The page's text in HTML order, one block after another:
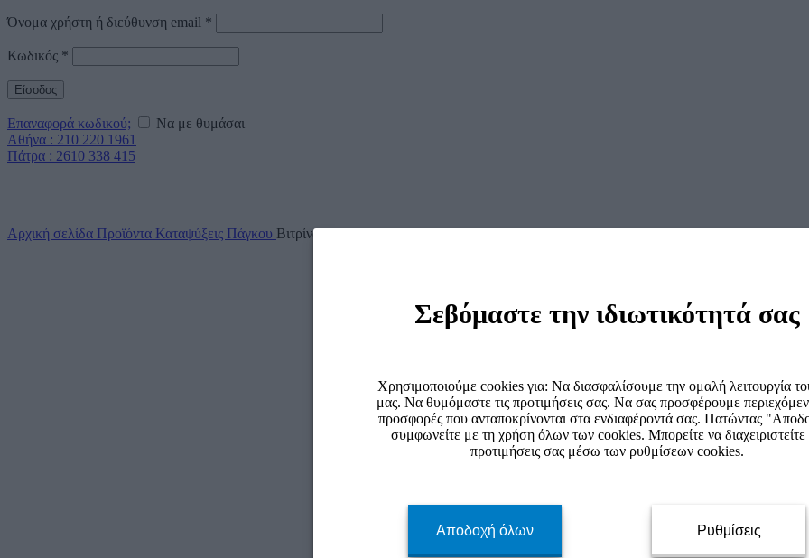
Σεβόμαστε την ιδιωτικότητά σας
Χρησιμοποιούμε cookies για: Να διασφαλίσουμε την ομαλή λειτουργία
μας. Να θυμόμαστε τις προτιμήσεις σας. Να σας προσφέρουμε
προσφορές που ανταποκρίνονται στα ενδιαφέροντά σας. Πατώντας
συμφωνείτε με τη χρήση όλων των cookies. Μπορείτε να διαχειριστείτε
προτιμήσεις σας μέσω των ρυθμίσεων cookies.
Αποδοχή όλων Ρυθμίσεις
Όνομα χρήστη ή διεύθυνση email *
Κωδικός *
Είσοδος
Επαναφορά κωδικού;
Να με θυμάσαι
Αθήνα : 210 220 1961
Πάτρα : 2610 338 415
Αρχική σελίδα Προϊόντα Καταψύξεις Πάγκου Βιτρίνα Κατάψυξης Πάγκου SD 92 W